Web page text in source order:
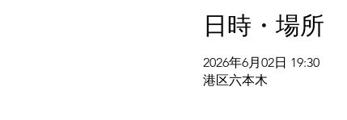
日時・場所
2026年6月02日 19:30
港区六本木